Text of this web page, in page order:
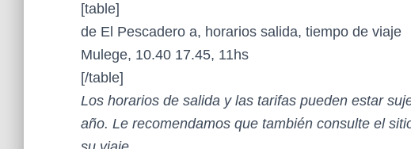
[table]
de El Pescadero a, horarios salida, tiempo de viaje
Mulege, 10.40 17.45, 11hs
[/table]
Los horarios de salida y las tarifas pueden estar
año. Le recomendamos que también consulte el